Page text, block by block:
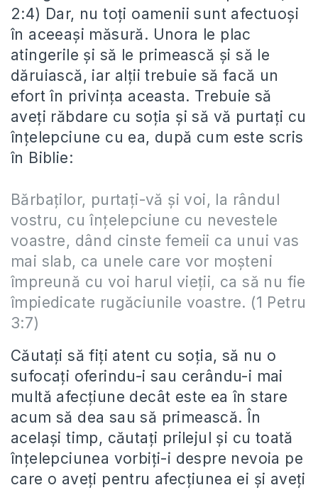
2:4) Dar, nu toți oamenii sunt afectuoși
în aceeași măsură. Unora le plac
atingerile și să le primească și să le
dăruiască, iar alții trebuie să facă un
efort în privința aceasta. Trebuie să
aveți răbdare cu soția și să vă purtați cu
înțelepciune cu ea, după cum este scris
în Biblie:
Bărbaţilor, purtaţi-vă şi voi, la rândul
vostru, cu înţelepciune cu nevestele
voastre, dând cinste femeii ca unui vas
mai slab, ca unele care vor moşteni
împreună cu voi harul vieţii, ca să nu fie
împiedicate rugăciunile voastre. (1 Petru
3:7)
Căutați să fiți atent cu soția, să nu o
sufocați oferindu-i sau cerându-i mai
multă afecțiune decât este ea în stare
acum să dea sau să primească. În
același timp, căutați prilejul și cu toată
înțelepciunea vorbiți-i despre nevoia pe
care o aveți pentru afecțiunea ei și aveți